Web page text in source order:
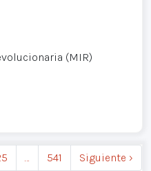
(MIR)
… 541 Siguiente ›